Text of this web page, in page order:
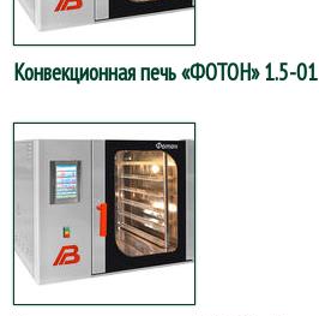
Конвекционная печь «ФОТОН» 1.5-01